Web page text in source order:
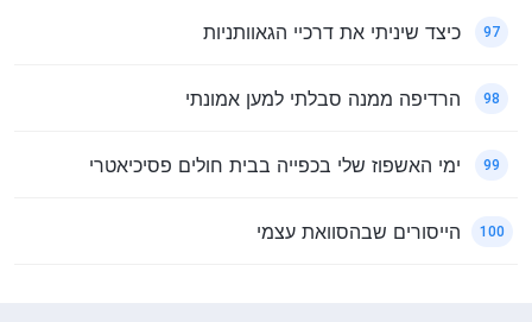
97 כיצד שיניתי את דרכיי הגאוותניות
98 הרדיפה ממנה סבלתי למען אמונתי
99 ימי האשפוז שלי בכפייה בבית חולים פסיכיאטרי
100 הייסורים שבהסוואת עצמי